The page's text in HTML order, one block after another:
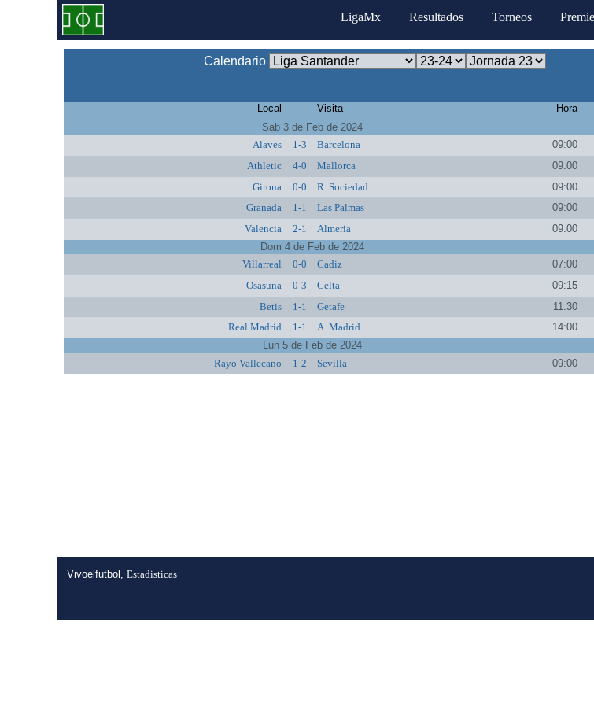
LigaMx Resultados Torneos
Calendario
Local Visita
Hora
Sab 3 de Feb de 2024
Alaves
1-3 Barcelona
09:00
Athletic
4-0 Mallorca
09:00
Girona
0-0 R. Sociedad
09:00
Granada
1-1 Las Palmas
09:00
Valencia
2-1 Almeria
09:00
Dom 4 de Feb de 2024
Villarreal
0-0 Cadiz
07:00
Osasuna
0-3 Celta
09:15
Betis
1-1 Getafe
11:30
Real Madrid
1-1 A. Madrid
14:00
Lun 5 de Feb de 2024
Rayo Vallecano
1-2 Sevilla 09:00
Vivoelfutbol,Estadisticas